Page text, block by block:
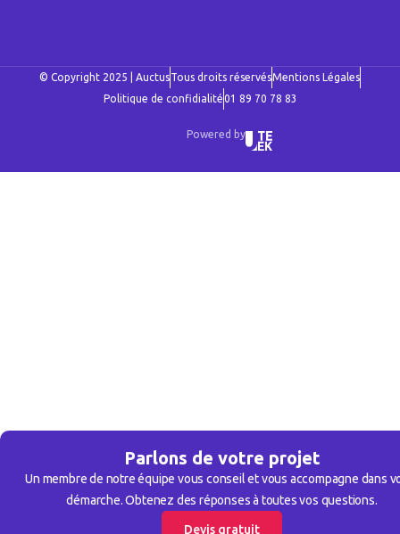
Parlons de votre projet
Un membre de notre équipe vous conseil et vous accompagne dans
démarche. Obtenez des réponses à toutes vos questions.
Devis gratuit
© Copyright 2025 | AuctusTous droits réservésMentions Légales
Politique de confidialité01 89 70 78 83
Powered by